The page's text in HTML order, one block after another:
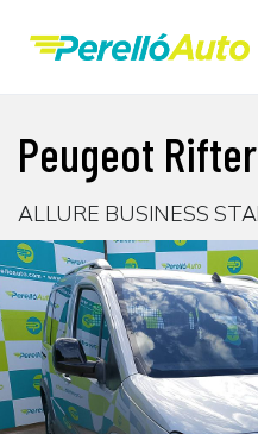
Peugeot Rifter
ALLURE BUSINESS